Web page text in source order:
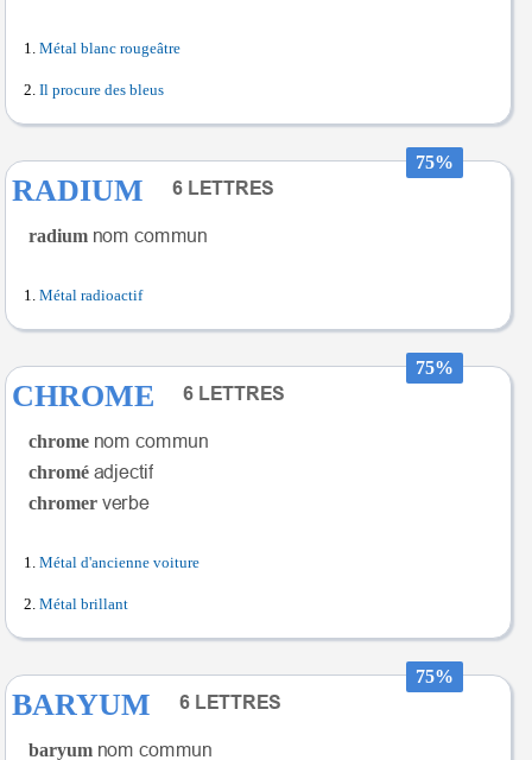
Métal blanc rougeâtre
Il procure des bleus
75%
RADIUM
radium
Métal radioactif
75%
CHROME
chrome
chromé
chromer
Métal d'ancienne voiture
Métal brillant
75%
BARYUM
baryum